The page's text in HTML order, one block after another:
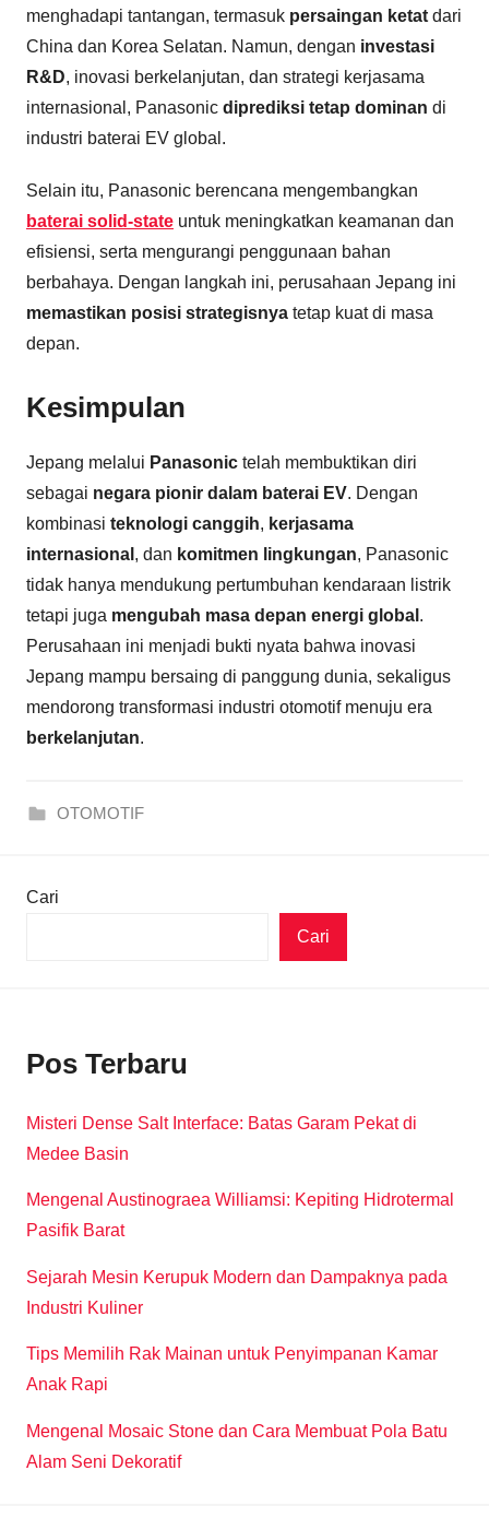
menghadapi tantangan, termasuk persaingan ketat dari
China dan Korea Selatan. Namun, dengan investasi
R&D, inovasi berkelanjutan, dan strategi kerjasama
internasional, Panasonic diprediksi tetap dominan di
industri baterai EV global.
Selain itu, Panasonic berencana mengembangkan
baterai solid-state untuk meningkatkan keamanan dan
efisiensi, serta mengurangi penggunaan bahan
berbahaya. Dengan langkah ini, perusahaan Jepang ini
memastikan posisi strategisnya tetap kuat di masa
depan.
Kesimpulan
Jepang melalui Panasonic telah membuktikan diri
sebagai negara pionir dalam baterai EV. Dengan
kombinasi teknologi canggih, kerjasama
internasional , dan komitmen lingkungan, Panasonic
tidak hanya mendukung pertumbuhan kendaraan listrik
tetapi juga mengubah masa depan energi global .
Perusahaan ini menjadi bukti nyata bahwa inovasi
Jepang mampu bersaing di panggung dunia, sekaligus
mendorong transformasi industri otomotif menuju era
berkelanjutan.
OTOMOTIF
Cari
Cari
Pos Terbaru
Misteri Dense Salt Interface: Batas Garam Pekat di
Medee Basin
Mengenal Austinograea Williamsi: Kepiting Hidrotermal
Pasifik Barat
Sejarah Mesin Kerupuk Modern dan Dampaknya pada
Industri Kuliner
Tips Memilih Rak Mainan untuk Penyimpanan Kamar
Anak Rapi
Mengenal Mosaic Stone dan Cara Membuat Pola Batu
Alam Seni Dekoratif